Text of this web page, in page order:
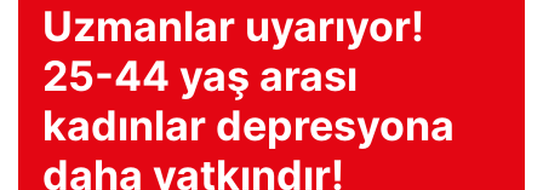
Uzmanlar uyarıyor!
25-44 yaş arası
kadınlar depresyona
daha yatkındır!